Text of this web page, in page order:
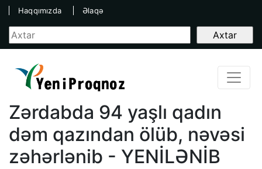
Haqqımızda Əlaqə
Zərdabda 94 yaşlı qadın
dəm qazından ölüb, nəvəsi
zəhərlənib - YENİLƏNİB